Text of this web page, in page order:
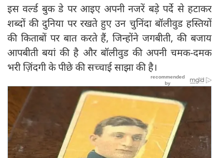
इस वर्ल्ड बुक डे पर आइए अपनी नजरें बड़े पर्दे से हटाकर
शब्दों की दुनिया पर रखते हुए उन चुनिंदा बॉलीवुड हस्तियों
की किताबों पर बात करते हैं, जिन्होंने जगबीती, की बजाय
आपबीती बयां की है और बॉलीवुड की अपनी चमक-दमक
भरी ज़िंदगी के पीछे की सच्चाई साझा की है।